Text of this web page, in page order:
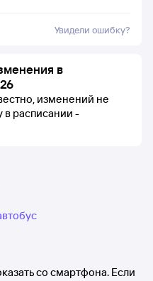
Увидели ошибку?
в
изменений не
расписании -
со смартфона. Если